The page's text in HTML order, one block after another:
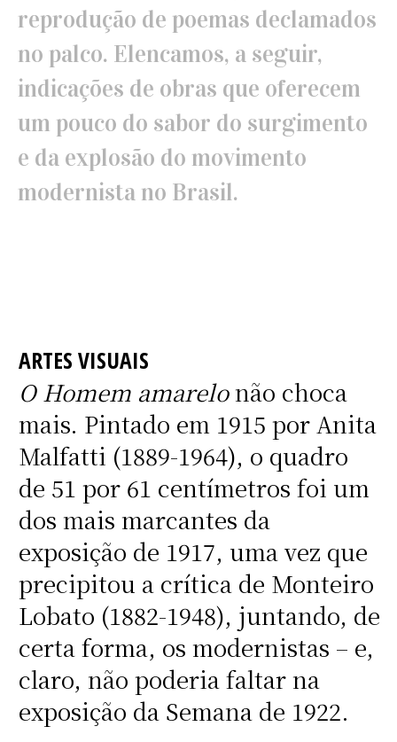
reprodução de poemas declamados
no palco. Elencamos, a seguir,
indicações de obras que oferecem
um pouco do sabor do surgimento
e da explosão do movimento
modernista no Brasil.
ARTES VISUAIS
O Homem amarelonão choca
mais. Pintado em 1915 por Anita
Malfatti (1889-1964), o quadro
de 51 por 61 centímetros foi um
dos mais marcantes da
exposição de 1917, uma vez que
precipitou a crítica de Monteiro
Lobato (1882-1948), juntando, de
certa forma, os modernistas – e,
claro, não poderia faltar na
exposição da Semana de 1922.